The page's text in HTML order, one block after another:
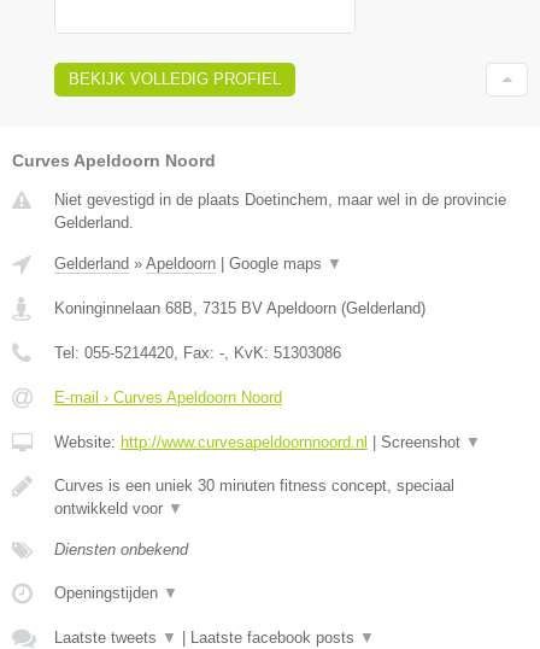
BEKIJK VOLLEDIG PROFIEL
Curves Apeldoorn Noord
Niet gevestigd in de plaats Doetinchem, maar wel in de provincie
Gelderland.
Gelderland » Apeldoorn Google maps ▼
Koninginnelaan 68B, 7315 BV Apeldoorn (Gelderland)
Tel: 055-5214420, Fax: -, KvK: 51303086
E-mail › Curves Apeldoorn Noord
Website: http://www.curvesapeldoornnoord.nl Screenshot ▼
Curves is een uniek 30 minuten fitness concept, speciaal
ontwikkeld voor ▼
Diensten onbekend
Openingstijden ▼
Laatste tweets ▼ Laatste facebook posts ▼